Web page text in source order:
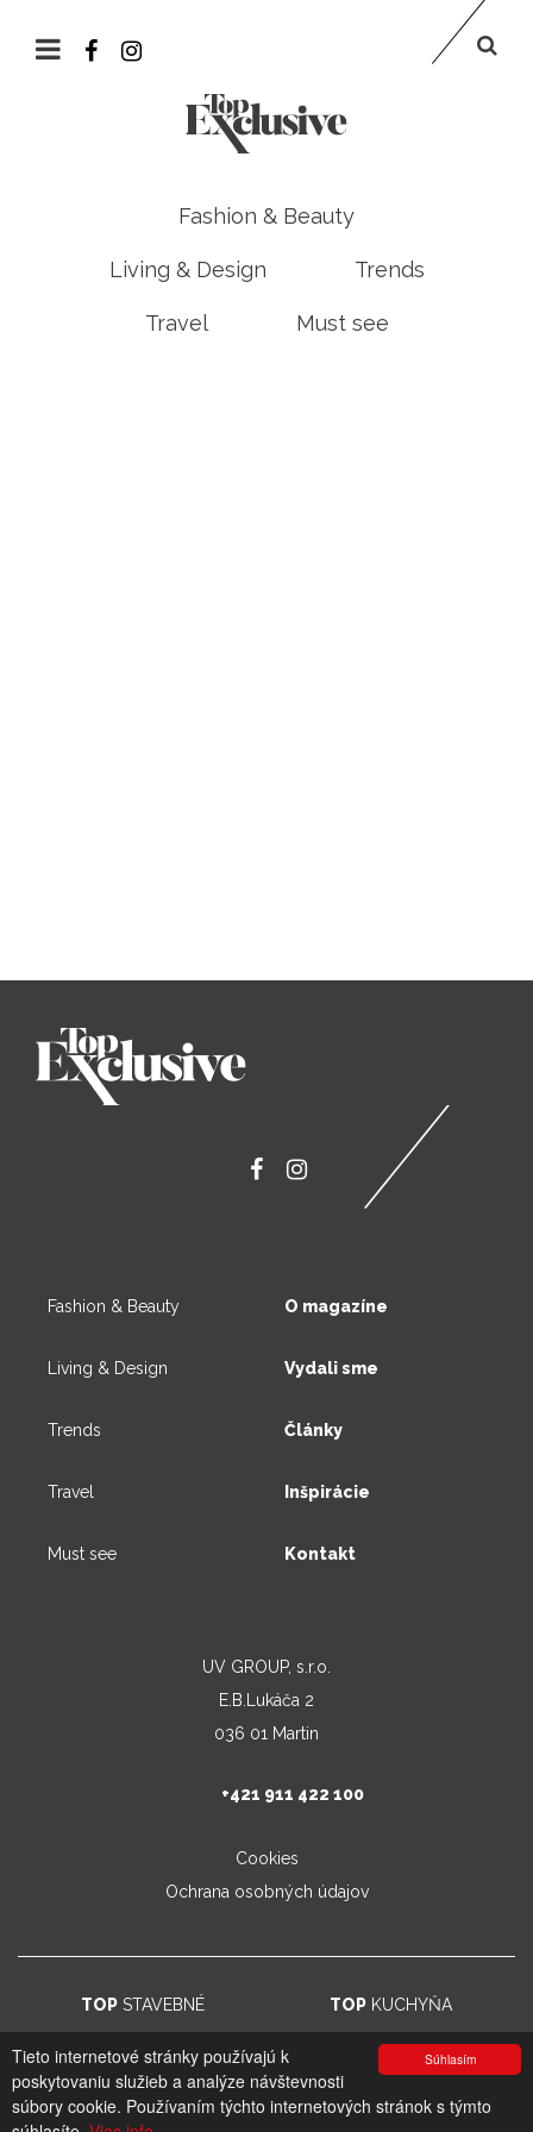
Súhlasím
Tieto internetové stránky používajú k
poskytovaniu služieb a analýze návštevnosti
súbory cookie. Používaním týchto internetových stránok s týmto
Fashion & Beauty
Living & Design Trends
Travel Must see
Fashion & Beauty
Living & Design
Trends
Travel
Must see
O magazíne
Vydali sme
Články
Inšpirácie
Kontakt
UV GROUP, s.r.o.
E.B.Lukáča 2
036 01 Martin
+421 911 422 100
Cookies
Ochrana osobných údajov
TOPSTAVEBNÉ TOP KUCHYŇA
© 2026. UV GROUP s.r.o. | Created by CTS Europe s.r.o.